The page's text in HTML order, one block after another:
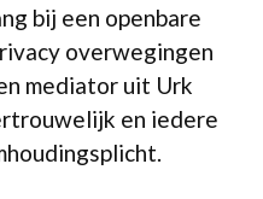
bij een openbare
overwegingen
mediator uit Urk
en iedere